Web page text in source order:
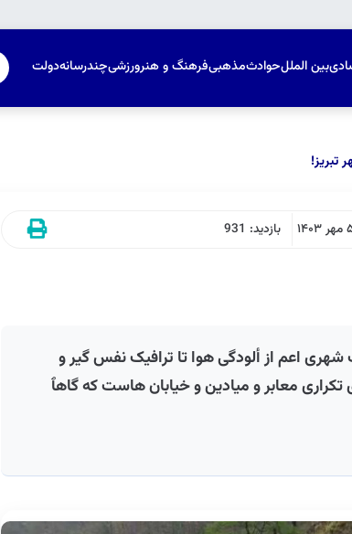
بین المللحوادثمذهبیفرهنگ و هنرورزشیچندرسانهدولت
تبریز!
بازدید: 931
اعم از ألودگی هوا تا ترافیک نفس گیر و
معابر و میادین و خیابان هاست که گاهٱ